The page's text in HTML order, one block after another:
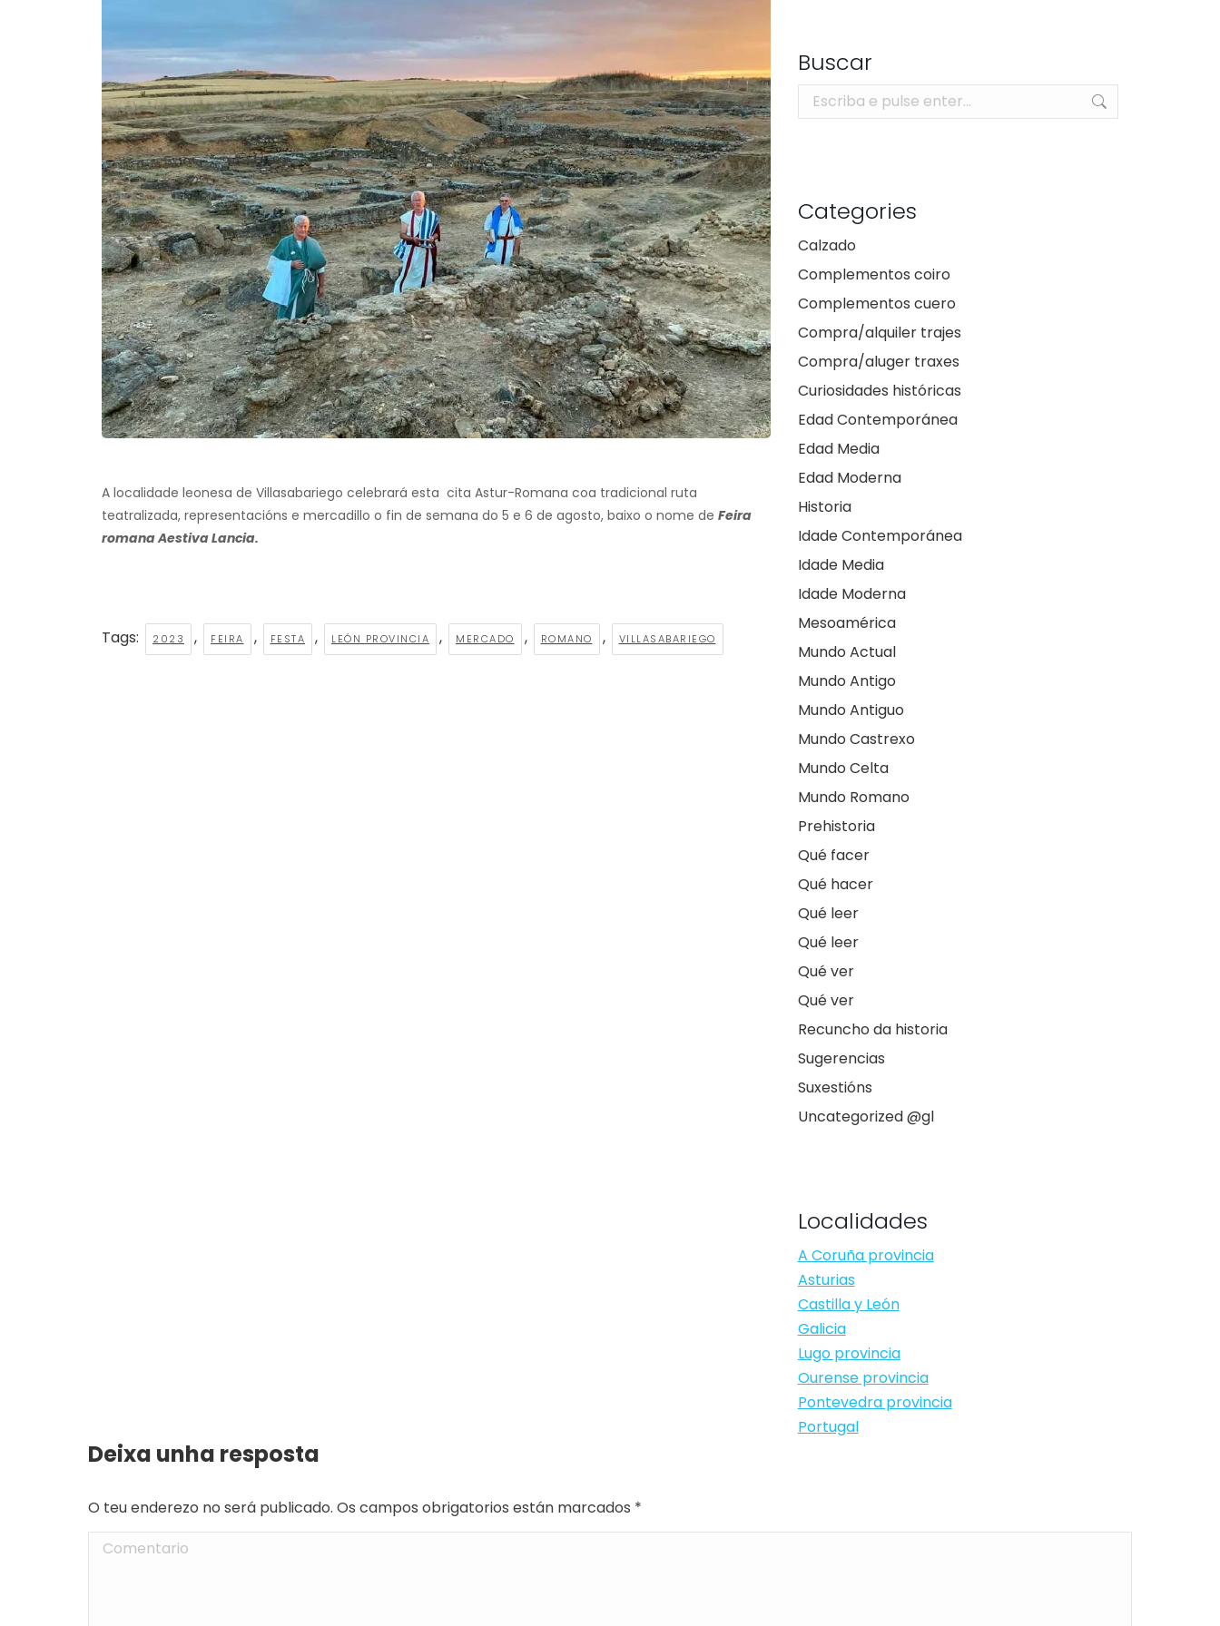
A localidade leonesa de Villasabariego celebrará esta cita Astur-Romana coa tradicional ruta
teatralizada, representacións e mercadillo o fin de semana do 5 e 6 de agosto, baixo o nome de Feira
romana Aestiva Lancia.
Tags: 2023 , FEIRA , FESTA , LEÓN PROVINCIA , MERCADO , ROMANO , VILLASABARIEGO
Buscar
Search:
Categories
Calzado
Complementos coiro
Complementos cuero
Compra/alquiler trajes
Compra/aluger traxes
Curiosidades históricas
Edad Contemporánea
Edad Media
Edad Moderna
Historia
Idade Contemporánea
Idade Media
Idade Moderna
Mesoamérica
Mundo Actual
Mundo Antigo
Mundo Antiguo
Mundo Castrexo
Mundo Celta
Mundo Romano
Prehistoria
Qué facer
Qué hacer
Qué leer
Qué leer
Qué ver
Qué ver
Recuncho da historia
Sugerencias
Suxestións
Uncategorized @gl
Localidades
A Coruña provincia
Asturias
Castilla y León
Galicia
Lugo provincia
Ourense provincia
Pontevedra provincia
Portugal
Deixa unha resposta
O teu enderezo no será publicado. Os campos obrigatorios están marcados *
Comentario